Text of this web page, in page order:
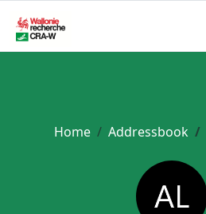
Home Addressbook